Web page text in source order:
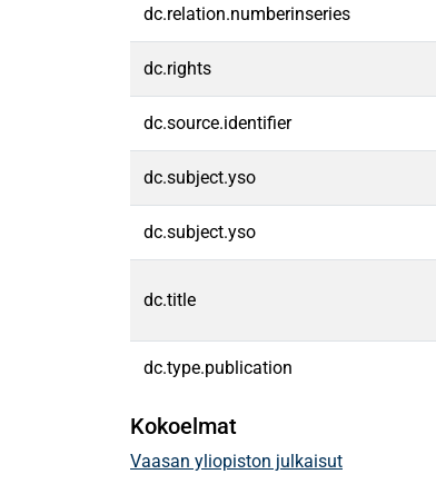
dc.relation.numberinseries
dc.rights
dc.source.identifier
dc.subject.yso
dc.subject.yso
dc.title
dc.type.publication
Kokoelmat
Vaasan yliopiston julkaisut